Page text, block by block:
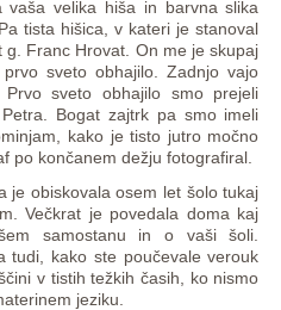
velika hiša in barvna slika
tista hišica, v kateri je stanoval
Franc Hrovat. On me je skupaj
sveto obhajilo. Zadnjo vajo
sveto obhajilo smo prejeli
Bogat zajtrk pa smo imeli
kako je tisto jutro močno
po končanem dežju fotografiral.
je obiskovala osem let šolo tukaj
Večkrat je povedala doma kaj
samostanu in o vaši šoli.
tudi, kako ste poučevale verouk
v tistih težkih časih, ko nismo
jeziku.